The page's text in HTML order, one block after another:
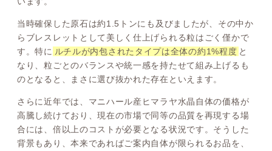
当時確保した原石は約1.5トンにも及びましたが、その中か
らブレスレットとして美しく仕上げられる粒はごく僅かで
す。特に ルチルが内包されたタイプは全体の約1%程度 と
なり、粒ごとのバランスや統一感を持たせて組み上げるも
のとなると、まさに選び抜かれた存在といえます。
さらに近年では、マニハール産ヒマラヤ水晶自体の価格が
高騰し続けており、現在の市場で同等の品質を再現する場
合には、倍以上のコストが必要となる状況です。そうした
背景もあり、本来であればご案内自体が限られるお品を、